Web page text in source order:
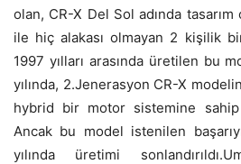
olan, CR-X Del Sol adında
ile hiç alakası olmayan 2 kişilik
1997 yılları arasında üretilen bu
yılında, 2.Jenerasyon CR-X
hybrid bir motor sistemine sahip
Ancak bu model istenilen
yılında üretimi